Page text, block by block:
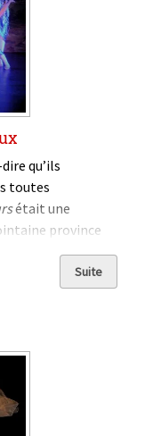
qu’ils
toutes
était une
province
du Niger en
Suite